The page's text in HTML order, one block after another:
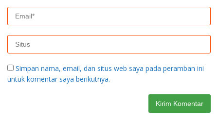
Simpan nama, email, dan situs web saya pada peramban ini
untuk komentar saya berikutnya.